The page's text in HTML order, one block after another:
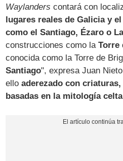
Waylanders contará con
lugares reales de Galicia y
como el Santiago, Ézaro o
construcciones como laTorre
conocida como la Torre de
Santiago", expresa Juan
elloaderezado con
basadas en la mitología